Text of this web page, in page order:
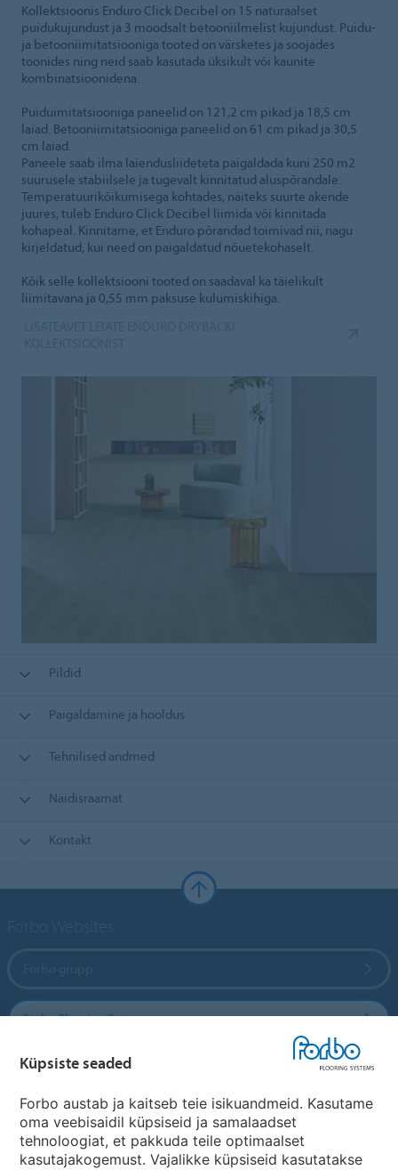
Kollektsioonis Enduro Click Decibel on 15 naturaalset
puidukujundust ja 3 moodsalt betooniilmelist kujundust. Puidu-
ja betooniimitatsiooniga tooted on värsketes ja soojades
toonides ning neid saab kasutada üksikult või kaunite
kombinatsioonidena.
Puiduimitatsiooniga paneelid on 121,2 cm pikad ja 18,5 cm
laiad. Betooniimitatsiooniga paneelid on 61 cm pikad ja 30,5
cm laiad.
Paneele saab ilma laiendusliideteta paigaldada kuni 250 m2
suurusele stabiilsele ja tugevalt kinnitatud aluspõrandale.
Temperatuurikõikumisega kohtades, näiteks suurte akende
juures, tuleb Enduro Click Decibel liimida või kinnitada
kohapeal. Kinnitame, et Enduro põrandad toimivad nii, nagu
kirjeldatud, kui need on paigaldatud nõuetekohaselt.
Kõik selle kollektsiooni tooted on saadaval ka täielikult
liimitavana ja 0,55 mm paksuse kulumiskihiga.
Pildid
Paigaldamine ja hooldus
Tehnilised andmed
Näidisraamat
Kontakt
Forbo Flooring Systems
Forbo Movement Systems
Riikide saidid
Küpsiste seaded
Forbo austab ja kaitseb teie isikuandmeid. Kasutame
oma veebisaidil küpsiseid ja samalaadset
tehnoloogiat, et pakkuda teile optimaalset
kasutajakogemust. Vajalikke küpsiseid kasutatakse